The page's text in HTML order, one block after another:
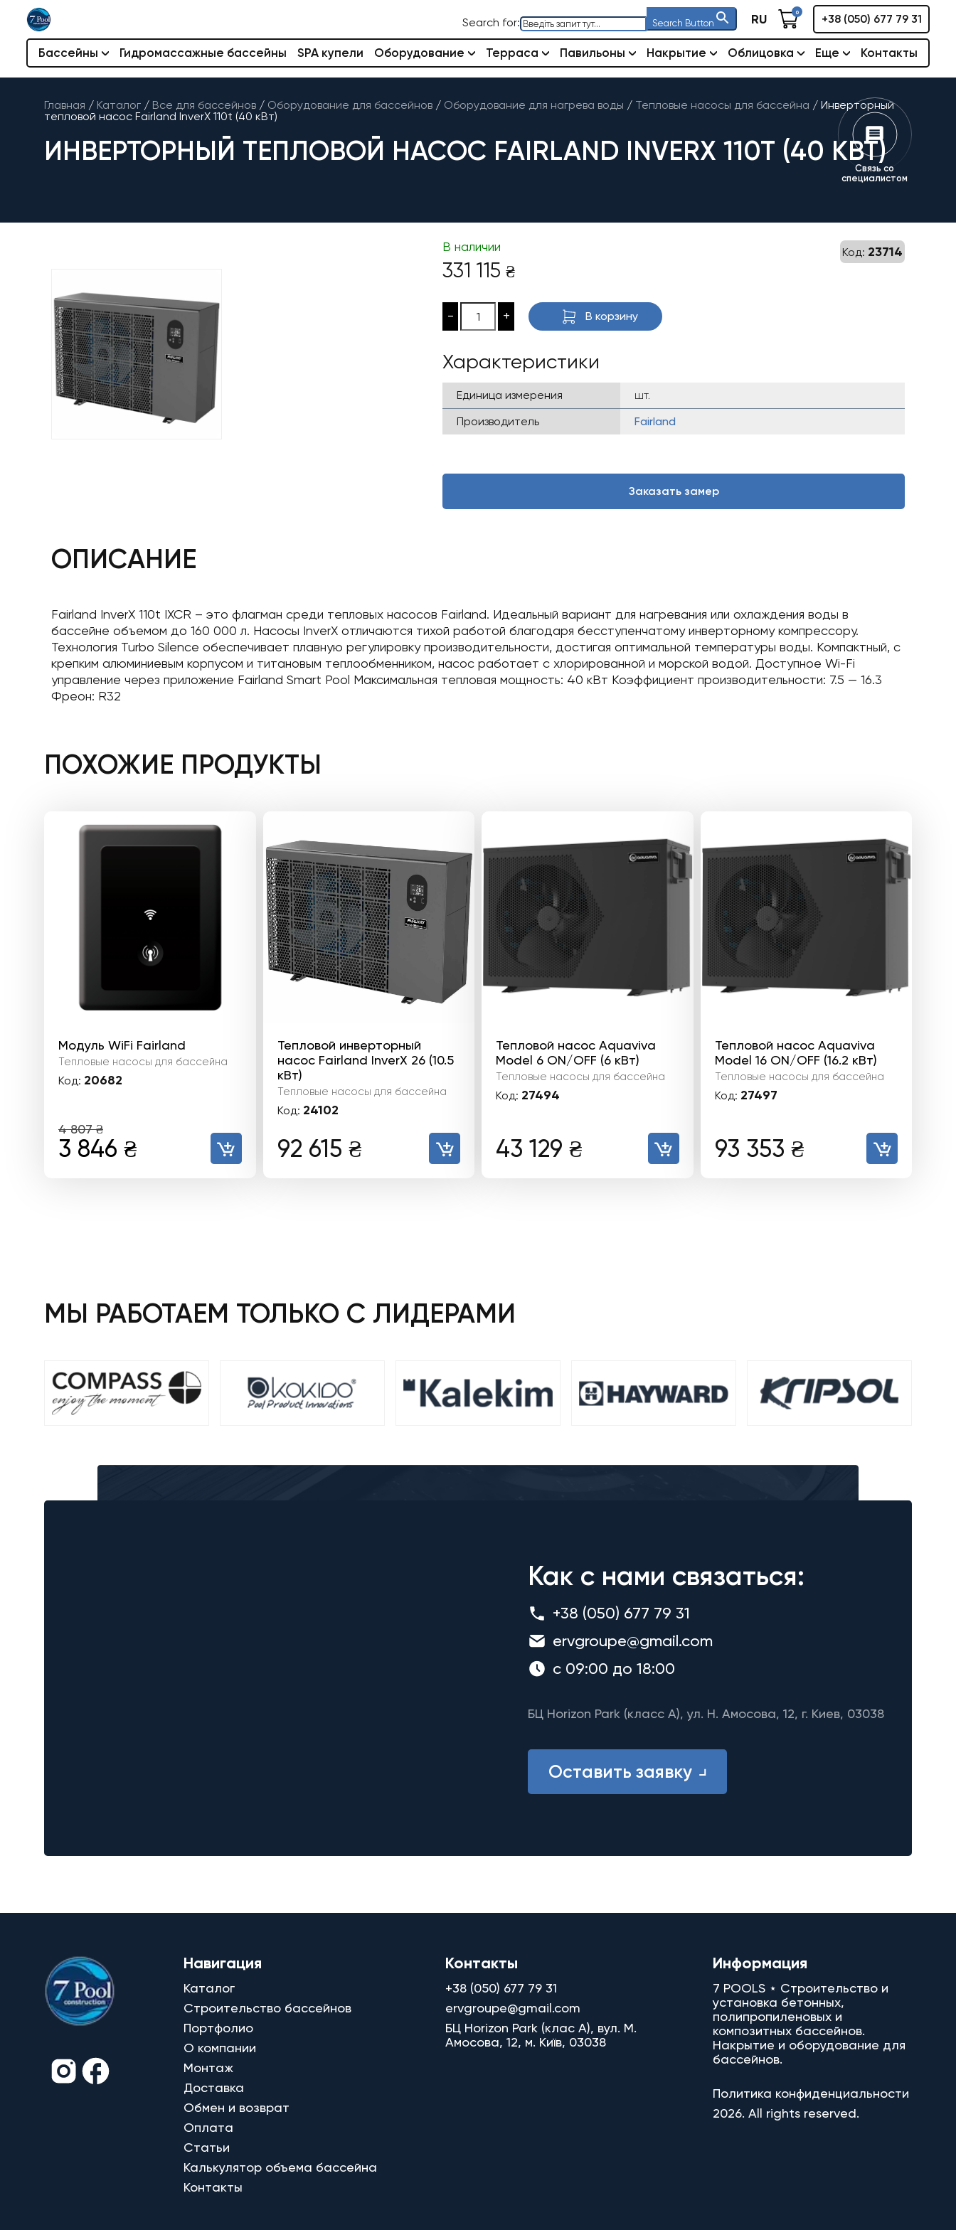
Search for: Search Button RU 0
+38 (050) 677 79 31
Бассейны Гидромассажные бассейны SPA купели Оборудование Терраса Павильоны Накрытие Облицовка Еще Контакты
Главная / Каталог / Все для бассейнов / Оборудование для бассейнов / Оборудование для нагрева воды / Тепловые насосы для бассейна / Инверторный
тепловой насос Fairland InverX 110t (40 кВт)
ИНВЕРТОРНЫЙ ТЕПЛОВОЙ НАСОС FAIRLAND INVERX 110T (40 КВТ)
Связь со
специалистом
Код: 23714
В наличии
331 115 ₴
- + В корзину
Характеристики
Единица измерения
шт.
Производитель
Fairland
Заказать замер
ОПИСАНИЕ
Fairland InverX 110t IXCR – это флагман среди тепловых насосов Fairland. Идеальный вариант для нагревания или охлаждения воды в
бассейне объемом до 160 000 л. Насосы InverX отличаются тихой работой благодаря бесступенчатому инверторному компрессору.
Технология Turbo Silence обеспечивает плавную регулировку производительности, достигая оптимальной температуры воды. Компактный, с
крепким алюминиевым корпусом и титановым теплообменником, насос работает с хлорированной и морской водой. Доступное Wi-Fi
управление через приложение Fairland Smart Pool Максимальная тепловая мощность: 40 кВт Коэффициент производительности: 7.5 — 16.3
Фреон: R32
ПОХОЖИЕ ПРОДУКТЫ
Модуль WiFi Fairland
Тепловые насосы для бассейна
Код: 20682
4 807₴
Первоначальная
3 846 ₴ Текущая
Тепловой инверторный
насос Fairland InverX 26 (10.5
кВт)
Тепловые насосы для бассейна
Код: 24102
92 615 ₴
Тепловой насос Aquaviva
Model 6 ON/OFF (6 кВт)
Тепловые насосы для бассейна
Код: 27494
43 129 ₴
Тепловой насос Aquaviva
Model 16 ON/OFF (16.2 кВт)
Тепловые насосы для бассейна
Код: 27497
93 353 ₴
МЫ РАБОТАЕМ ТОЛЬКО С ЛИДЕРАМИ
Как с нами связаться:
+38 (050) 677 79 31
ervgroupe@gmail.com
с 09:00 до 18:00
БЦ Horizon Park (класс A), ул. Н. Амосова, 12, г. Киев, 03038
Оставить заявку
Навигация
Каталог
Строительство бассейнов
Портфолио
О компании
Монтаж
Доставка
Обмен и возврат
Оплата
Статьи
Калькулятор объема бассейна
Контакты
Контакты
+38 (050) 677 79 31
ervgroupe@gmail.com
БЦ Horizon Park (клас A), вул. М.
Амосова, 12, м. Київ, 03038
Информация
7 POOLS ⋆ Строительство и
установка бетонных,
полипропиленовых и
композитных бассейнов.
Накрытие и оборудование для
бассейнов.
Политика конфиденциальности
2026. All rights reserved.